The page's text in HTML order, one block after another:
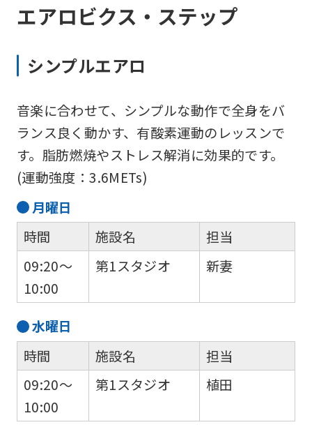
エアロビクス・ステップ
シンプルエアロ
音楽に合わせて、シンプルな動作で全身をバ
ランス良く動かす、有酸素運動のレッスンで
す。脂肪燃焼やストレス解消に効果的です。
(運動強度：3.6METs)
月曜日
時間
09:20～
10:00
施設名
第1スタジオ
担当
新妻
水曜日
時間
09:20～
10:00
施設名
第1スタジオ
担当
植田